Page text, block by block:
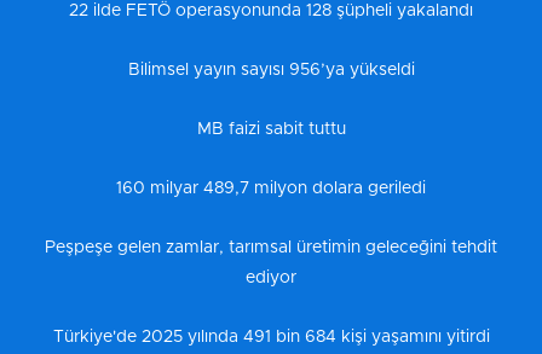
22 ilde FETÖ operasyonunda 128 şüpheli yakalandı
Bilimsel yayın sayısı 956’ya yükseldi
MB faizi sabit tuttu
160 milyar 489,7 milyon dolara geriledi
Peşpeşe gelen zamlar, tarımsal üretimin geleceğini tehdit
ediyor
Türkiye'de 2025 yılında 491 bin 684 kişi yaşamını yitirdi